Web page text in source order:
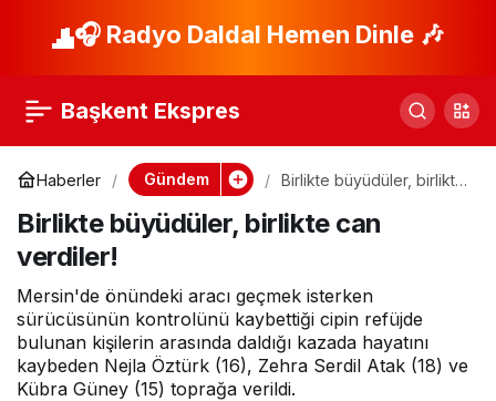
🎧 Radyo Daldal Hemen Dinle 🎶
Başkent Ekspres
Haberler Gündem
Birlikte büyüdüler, birlikte
Birlikte büyüdüler, birlikte can
verdiler!
Mersin'de önündeki aracı geçmek isterken
sürücüsünün kontrolünü kaybettiği cipin refüjde
bulunan kişilerin arasında daldığı kazada hayatını
kaybeden Nejla Öztürk (16), Zehra Serdil Atak (18) ve
Kübra Güney (15) toprağa verildi.
Eski Nilüfer Belediye
hakkında ‘pasta
kutusunda rüşvet’
Paylaş